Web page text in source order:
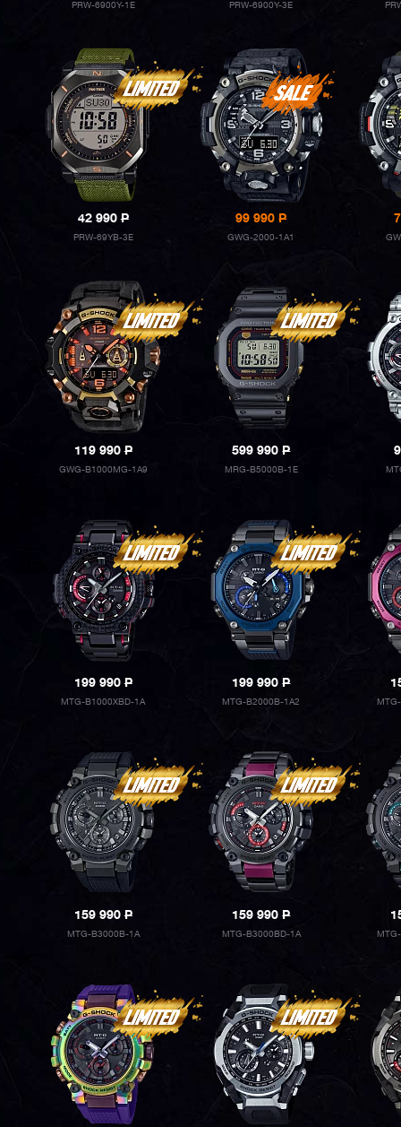
PRW-6900Y-1E PRW-6900Y-3E
42 990P
PRW-69YB-3E
99 990P
GWG-2000-1A1
119 990P
GWG-B1000MG-1A9
599 990P
MRG-B5000B-1E
199 990P
MTG-B1000XBD-1A
199 990P
MTG-B2000B-1A2
159 990P
MTG-B3000B-1A
159 990P
MTG-B3000BD-1A